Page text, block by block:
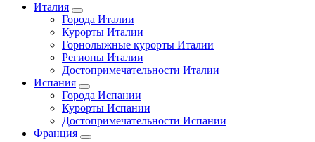
Италия
Города Италии
Курорты Италии
Горнолыжные курорты Италии
Регионы Италии
Достопримечательности Италии
Испания
Города Испании
Курорты Испании
Достопримечательности Испании
Франция